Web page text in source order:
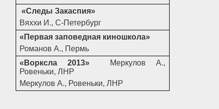
«Следы Закаспия»
Вяххи И., С-Петербург
«Первая заповедная киношкола»
Романов А., Пермь
«Ворксла 2013» Меркулов А.,
Ровеньки, ЛНР
Меркулов А., Ровеньки, ЛНР